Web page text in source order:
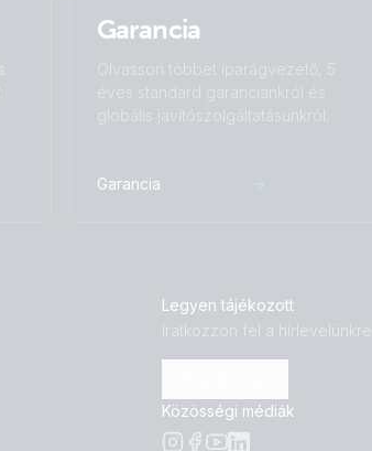
Garancia
Olvasson többet iparágvezető, 5
éves standard garanciánkról és
globális javítószolgáltatásunkról.
Garancia
Legyen tájékozott
Iratkozzon fel a hírlevelünkre
Közösségi médiák